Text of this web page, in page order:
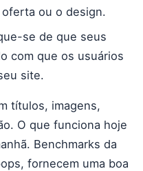
ou o design.
se de que seus
com que os usuários
site.
títulos, imagens,
O que funciona hoje
Benchmarks da
fornecem uma boa